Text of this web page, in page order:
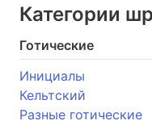
Категории
Готические
Инициалы
Кельтский
Разные готические